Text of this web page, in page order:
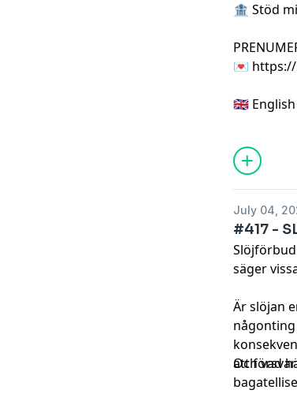
🏦 Stöd
💌
🇬🇧
July 04,
#417 -
säger
Är slöjan
att
Och vad